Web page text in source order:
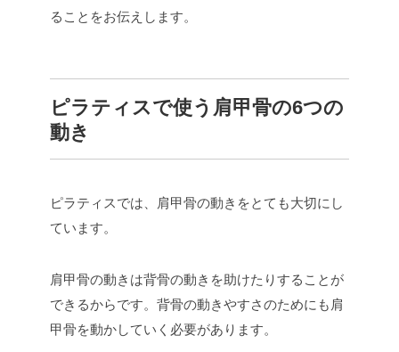
ることをお伝えします。
ピラティスで使う肩甲骨の6つの
動き
ピラティスでは、肩甲骨の動きをとても大切にし
ています。
肩甲骨の動きは背骨の動きを助けたりすることが
できるからです。背骨の動きやすさのためにも肩
甲骨を動かしていく必要があります。